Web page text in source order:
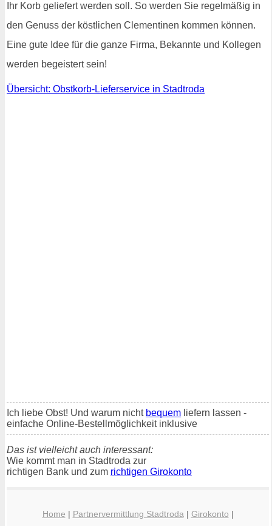
Ihr Korb geliefert werden soll. So werden Sie regelmäßig in
den Genuss der köstlichen Clementinen kommen können.
Eine gute Idee für die ganze Firma, Bekannte und Kollegen
werden begeistert sein!
Übersicht: Obstkorb-Lieferservice in Stadtroda
Ich liebe Obst! Und warum nicht bequem liefern lassen -
einfache Online-Bestellmöglichkeit inklusive
Das ist vielleicht auch interessant:
Wie kommt man in Stadtroda zur
richtigen Bank und zum richtigen Girokonto
Home | Partnervermittlung Stadtroda | Girokonto |